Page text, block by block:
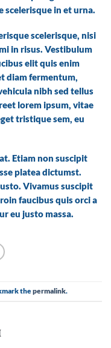
scelerisque in et urna.
scelerisque, nisi
in risus. Vestibulum
elit quis enim
diam fermentum,
nibh sed tellus
lorem ipsum, vitae
tristique sem, eu
Etiam non suscipit
platea dictumst.
Vivamus suscipit
faucibus quis orci a
eu justo massa.
thepermalink.